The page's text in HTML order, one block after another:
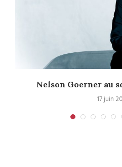
Nelson Goerner au
17 juin